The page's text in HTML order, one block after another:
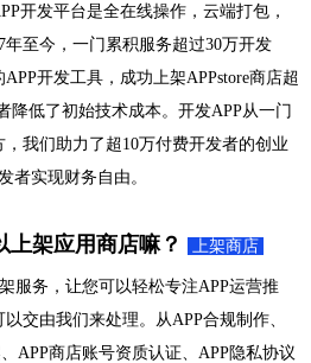
开发平台是全在线操作，云端打包，
年至今，一门累积服务超过30万开发
开发工具，成功上架APPstore商店超
降低了初始技术成本。开发APP从一门
我们助力了超10万付费开发者的创业
者实现财务自由。
上架应用商店嘛？ 上架商店
服务，让您可以轻松专注APP运营推
交由我们来处理。从APP合规制作、
APP商店账号资质认证、APP隐私协议